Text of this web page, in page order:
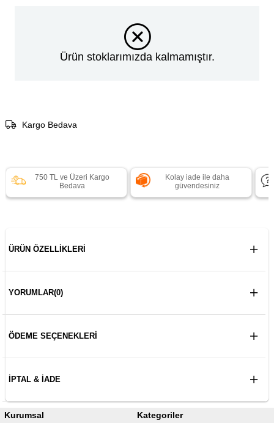
Ürün stoklarımızda kalmamıştır.
Kargo Bedava
750 TL ve Üzeri Kargo
Bedava
Kolay iade ile daha
güvendesiniz
ÜRÜN ÖZELLIKLERI
YORUMLAR(0)
ÖDEME SEÇENEKLERI
İPTAL & İADE
Kurumsal Kategoriler